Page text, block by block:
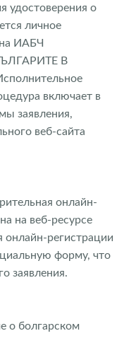
удостоверения о
личное
ИАБЧ
В
включает в
заявления,
веб-сайта
онлайн-
на веб-ресурсе
онлайн-регистрации
форму, что
заявления.
о болгарском